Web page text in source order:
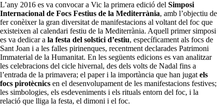
L’any 2016 es va convocar a Vic la primera edició del Simposi
Internacional de Focs Festius de la Mediterrània, amb l’objectiu de
fer conèixer la gran diversitat de manifestacions al voltant del foc que
existeixen al calendari festiu de la Mediterrània. Aquell primer simposi
es va dedicar a la festa del solstici d’estiu, específicament als focs de
Sant Joan i a les falles pirinenques, recentment declarades Patrimoni
Immaterial de la Humanitat. En les següents edicions es van analitzar
les celebracions del cicle hivernal, des dels volts de Nadal fins a
l’entrada de la primavera; el paper i la importància que han jugatels
focs pirotècnics en el desenvolupament de les manifestacions festives;
les simbologies, els esdeveniments i els rituals entorn del foc, i la
relació que lliga la festa, el dimoni i el foc.